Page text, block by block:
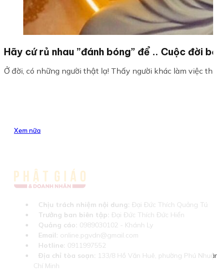
Hãy cứ rủ nhau ”đánh bóng” để .. Cuộc đời
Ở đời, có những người thật lạ! Thấy người khác làm việc
Xem nữa
Chịu trách nhiệm nội dung: Đại Đức Thích Quảng Tú
Trưởng ban biên tập: Đại Đức Thích Đức Hiển
Quảng cáo: 0989030102 - Khánh Ly
Email: online.pgvdn@gmail.com
Hotline: 0911997552
Địa chỉ tòa soạn: 133/8 Hồ Văn Huê, phường Phú
Chí Minh